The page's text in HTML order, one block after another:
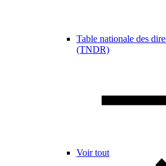
Table nationale des
(TNDR)
Voir tout